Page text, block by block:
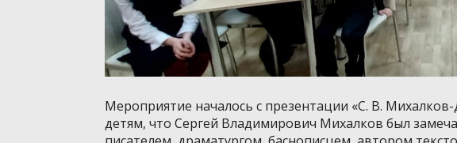
Мероприятие началось с презентации «С. В. Михалков-
детям, что Сергей Владимирович Михалков был